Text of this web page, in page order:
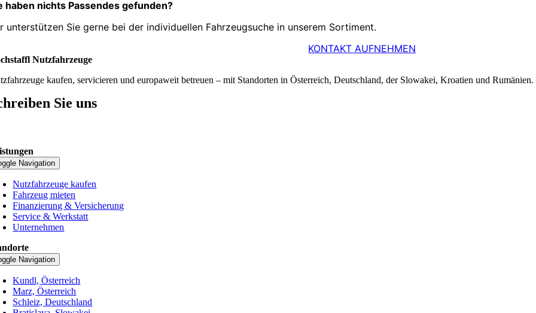
haben nichts Passendes gefunden?
unterstützen Sie gerne bei der individuellen Fahrzeugsuche in unserem Sortiment.
KONTAKT AUFNEHMEN
Nutzfahrzeuge
kaufen, servicieren und europaweit betreuen – mit Standorten in Österreich, Deutschland, der Slowakei, Kroatien und Rumänien.
Sie uns
Navigation
Nutzfahrzeuge kaufen
Fahrzeug mieten
Finanzierung & Versicherung
Service & Werkstatt
Unternehmen
Navigation
Kundl, Österreich
Marz, Österreich
Schleiz, Deutschland